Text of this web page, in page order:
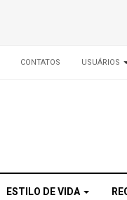
CONTATOS USUÁRIOS
ESTILO DE VIDA